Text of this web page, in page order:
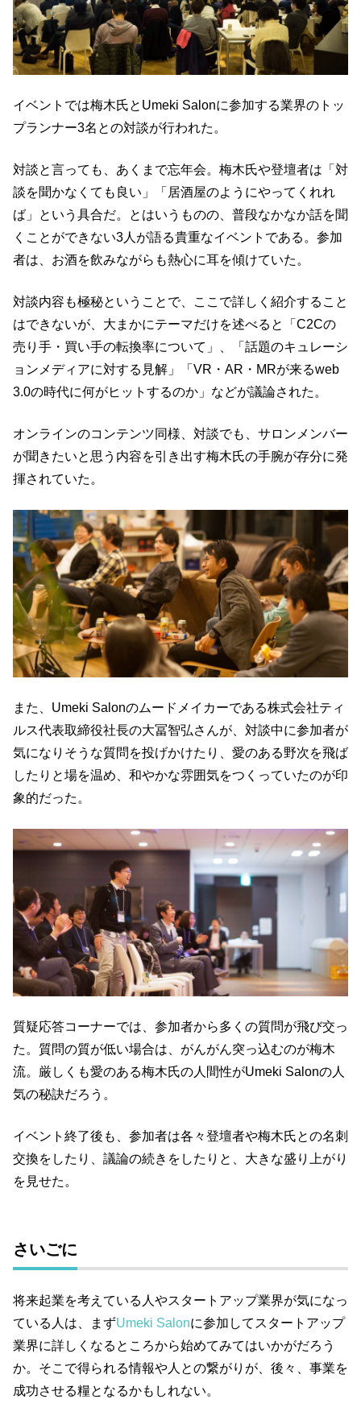
イベントでは梅木氏とUmeki Salonに参加する業界のトッ
プランナー3名との対談が行われた。
対談と言っても、あくまで忘年会。梅木氏や登壇者は「対
談を聞かなくても良い」「居酒屋のようにやってくれれ
ば」という具合だ。とはいうものの、普段なかなか話を聞
くことができない3人が語る貴重なイベントである。参加
者は、お酒を飲みながらも熱心に耳を傾けていた。
対談内容も極秘ということで、ここで詳しく紹介すること
はできないが、大まかにテーマだけを述べると「C2Cの
売り手・買い手の転換率について」、「話題のキュレーシ
ョンメディアに対する見解」「VR・AR・MRが来るweb
3.0の時代に何がヒットするのか」などが議論された。
オンラインのコンテンツ同様、対談でも、サロンメンバー
が聞きたいと思う内容を引き出す梅木氏の手腕が存分に発
揮されていた。
また、Umeki Salonのムードメイカーである株式会社ティ
ルス代表取締役社長の大冨智弘さんが、対談中に参加者が
気になりそうな質問を投げかけたり、愛のある野次を飛ば
したりと場を温め、和やかな雰囲気をつくっていたのが印
象的だった。
質疑応答コーナーでは、参加者から多くの質問が飛び交っ
た。質問の質が低い場合は、がんがん突っ込むのが梅木
流。厳しくも愛のある梅木氏の人間性がUmeki Salonの人
気の秘訣だろう。
イベント終了後も、参加者は各々登壇者や梅木氏との名刺
交換をしたり、議論の続きをしたりと、大きな盛り上がり
を見せた。
さいごに
将来起業を考えている人やスタートアップ業界が気になっ
ている人は、まずUmeki Salonに参加してスタートアップ
業界に詳しくなるところから始めてみてはいかがだろう
か。そこで得られる情報や人との繋がりが、後々、事業を
成功させる糧となるかもしれない。